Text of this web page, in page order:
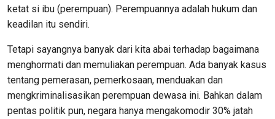
ketat si ibu (perempuan). Perempuannya adalah hukum dan
keadilan itu sendiri.
Tetapi sayangnya banyak dari kita abai terhadap bagaimana
menghormati dan memuliakan perempuan. Ada banyak kasus
tentang pemerasan, pemerkosaan, menduakan dan
mengkriminalisasikan perempuan dewasa ini. Bahkan dalam
pentas politik pun, negara hanya mengakomodir 30% jatah